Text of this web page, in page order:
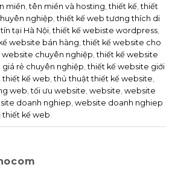
miền,tên miền và hosting,thiết kế,thiết
nghiệp,thiết kế web tương thích di
tại Hà Nội,thiết kế webiste wordpress,
website bán hàng,thiết kế website cho
website chuyên nghiệp,thiết kế website
rẻ chuyên nghiệp,thiết kế website giới
kế web,thủ thuật thiết kế website,
web,tối ưu website, website, website
doanh nghiep, website doanh nghiep
thiết kế web.